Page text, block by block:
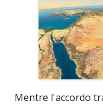
Mentre l'accordo